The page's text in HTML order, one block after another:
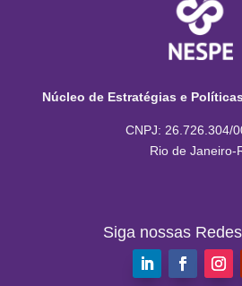
Núcleo de Estratégias e
CNPJ: 26.726.304/
Rio de Janeiro-
Siga nossas